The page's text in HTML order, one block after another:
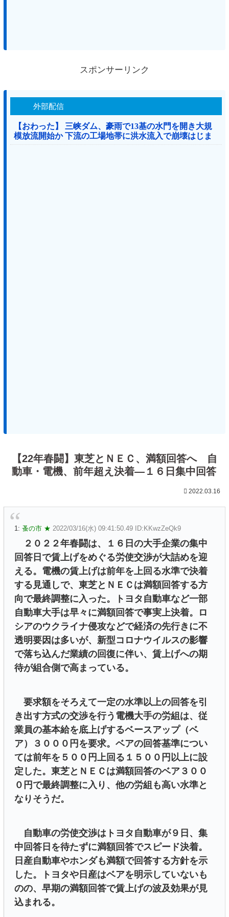
スポンサーリンク
外部配信
【おわった】 三峡ダム、豪雨で13基の水門を開き大規
模放流開始か 下流の工場地帯に洪水流入で崩壊はじま
る
【22年春闘】東芝とＮＥＣ、満額回答へ 自
動車・電機、前年超え決着―１６日集中回答
2022.03.16
1: 蚤の市 ★ 2022/03/16(水) 09:41:50.49 ID:KKwzZeQk9
２０２２年春闘は、１６日の大手企業の集中
回答日で賃上げをめぐる労使交渉が大詰めを迎
える。電機の賃上げは前年を上回る水準で決着
する見通しで、東芝とＮＥＣは満額回答する方
向で最終調整に入った。トヨタ自動車など一部
自動車大手は早々に満額回答で事実上決着。ロ
シアのウクライナ侵攻などで経済の先行きに不
透明要因は多いが、新型コロナウイルスの影響
で落ち込んだ業績の回復に伴い、賃上げへの期
待が組合側で高まっている。
要求額をそろえて一定の水準以上の回答を引
き出す方式の交渉を行う電機大手の労組は、従
業員の基本給を底上げするベースアップ（ベ
ア）３０００円を要求。ベアの回答基準につい
ては前年を５００円上回る１５００円以上に設
定した。東芝とＮＥＣは満額回答のベア３００
０円で最終調整に入り、他の労組も高い水準と
なりそうだ。
自動車の労使交渉はトヨタ自動車が９日、集
中回答日を待たずに満額回答でスピード決着。
日産自動車やホンダも満額で回答する方針を示
した。トヨタや日産はベアを明示していないも
のの、早期の満額回答で賃上げの波及効果が見
込まれる。